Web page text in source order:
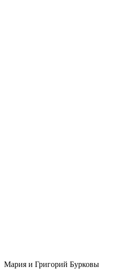
Мария и Григорий Бурковы